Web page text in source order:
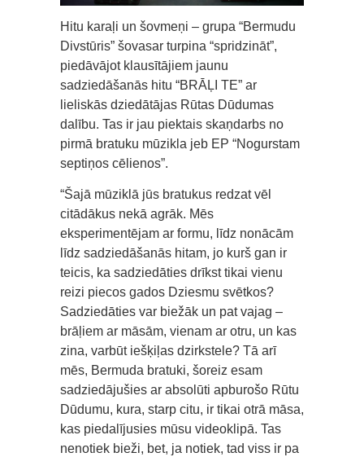
Hitu karaļi un šovmeņi – grupa “Bermudu
Divstūris” šovasar turpina “spridzināt”,
piedāvājot klausītājiem jaunu
sadziedāšanās hitu “BRĀĻI TE” ar
lieliskās dziedātājas Rūtas Dūdumas
dalību. Tas ir jau piektais skaņdarbs no
pirmā bratuku mūzikla jeb EP “Nogurstam
septiņos cēlienos”.
“Šajā mūziklā jūs bratukus redzat vēl
citādākus nekā agrāk. Mēs
eksperimentējam ar formu, līdz nonācām
līdz sadziedāšanās hitam, jo kurš gan ir
teicis, ka sadziedāties drīkst tikai vienu
reizi piecos gados Dziesmu svētkos?
Sadziedāties var biežāk un pat vajag –
brāļiem ar māsām, vienam ar otru, un kas
zina, varbūt iešķiļas dzirkstele? Tā arī
mēs, Bermuda bratuki, šoreiz esam
sadziedājušies ar absolūti apburošo Rūtu
Dūdumu, kura, starp citu, ir tikai otrā māsa,
kas piedalījusies mūsu videoklipā. Tas
nenotiek bieži, bet, ja notiek, tad viss ir pa